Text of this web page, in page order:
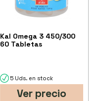
Kal Omega 3 450/300
60 Tabletas
5 Uds. en stock
Ver precio